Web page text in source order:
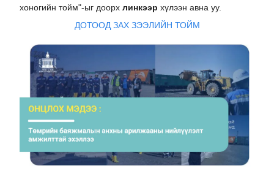
хоногийн тойм"-ыг доорх линкээр хүлээн авна уу.
ДОТООД ЗАХ ЗЭЭЛИЙН ТОЙМ